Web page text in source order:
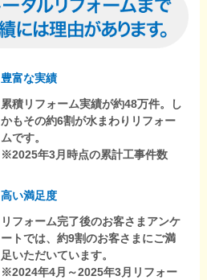
豊富な実績
累積リフォーム実績が約48万件。し
かもその約6割が水まわりリフォー
ムです。
※2025年3月時点の累計工事件数
高い満足度
リフォーム完了後のお客さまアンケ
ートでは、約9割のお客さまにご満
足いただいています。
※2024年4月～2025年3月リフォー